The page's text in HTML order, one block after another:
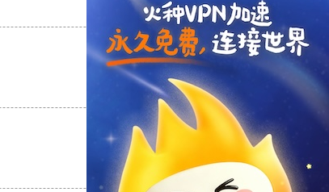
支持[0] 反对
支持
反对 [0]